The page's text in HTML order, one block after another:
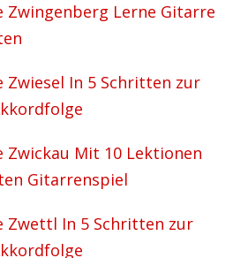
Zwingenberg Lerne Gitarre
Zwiesel In 5 Schritten zur
Zwickau Mit 10 Lektionen
Gitarrenspiel
Zwettl In 5 Schritten zur